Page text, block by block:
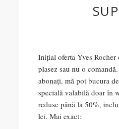
Inițial oferta Yves Rocher
plasez sau nu o
abonați, mă pot bucura
specială valabilă doar în
reduse până la 50%,
lei. Mai exact: